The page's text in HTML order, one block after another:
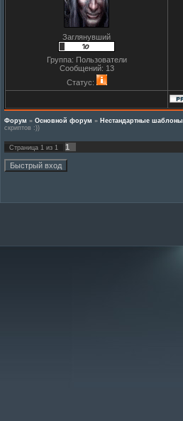
Заглянувший
Группа: Пользователи
Сообщений: 13
Статус:
Форум » Основной форум » Нестандартные шаблоны
скриптов :))
Страница 1 из 1 1